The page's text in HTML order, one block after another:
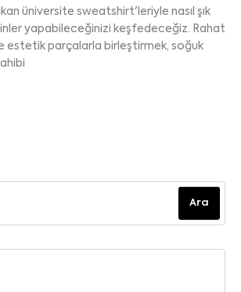
üniversite sweatshirt'leriyle nasıl şık
yapabileceğinizi keşfedeceğiz. Rahat
estetik parçalarla birleştirmek, soğuk
Ara